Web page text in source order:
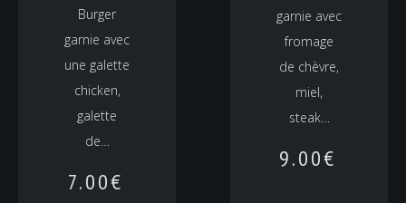
Burger
garnie avec
une galette
chicken,
galette
de…
7.00€
garnie avec
fromage
de chèvre,
miel,
steak…
9.00€